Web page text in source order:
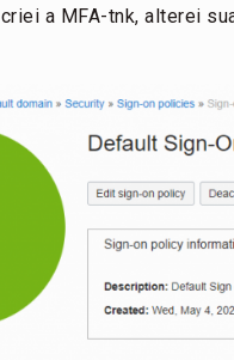
criei a MFA-tnk, alterei